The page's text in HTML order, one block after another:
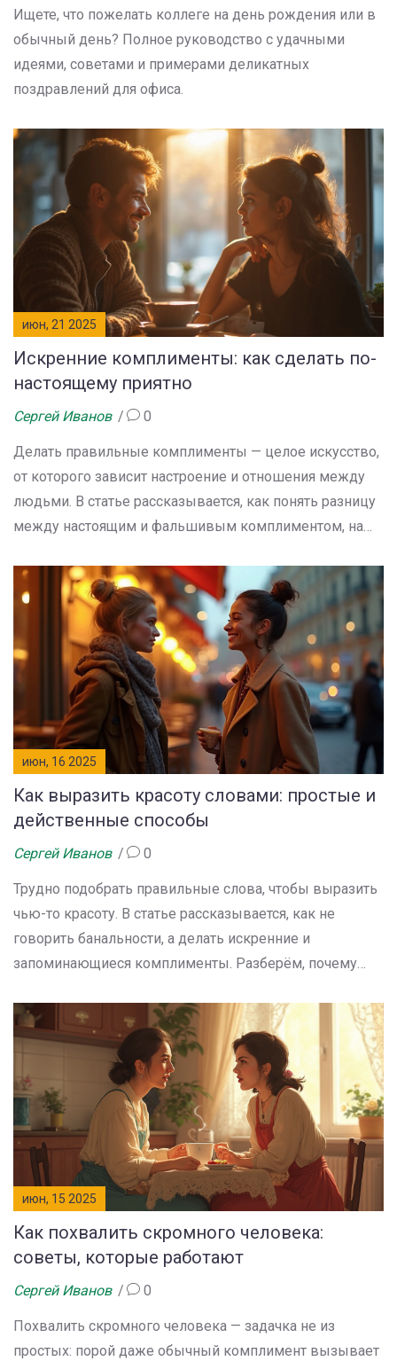
Ищете, что пожелать коллеге на день рождения или в
обычный день? Полное руководство с удачными
идеями, советами и примерами деликатных
поздравлений для офиса.
июн, 21 2025
Искренние комплименты: как сделать по-
настоящему приятно
Сергей Иванов 0
Делать правильные комплименты — целое искусство,
от которого зависит настроение и отношения между
людьми. В статье рассказывается, как понять разницу
между настоящим и фальшивым комплиментом, на
ему приятно, и почему стоит избегать банальных фраз.
Также вы найдёте реальные советы для каждого дня
и неожиданные факты о том, как комплименты
влияют на нашу самооценку и доверие к другим.
июн, 16 2025
Как выразить красоту словами: простые и
действенные способы
Сергей Иванов 0
Трудно подобрать правильные слова, чтобы выразить
чью-то красоту. В статье рассказывается, как не
говорить банальности, а делать искренние и
запоминающиеся комплименты. Разберём, почему
почему искренность ценится больше всего. Приведём
простые фразы и советы, чтобы ваши слова
действительно радовали. А ещё обсудим ошибки, из-
за которых хорошие слова могут работать в обратную
сторону.
июн, 15 2025
Как похвалить скромного человека:
советы, которые работают
Сергей Иванов 0
Похвалить скромного человека — задачка не из
простых: порой даже обычный комплимент вызывает